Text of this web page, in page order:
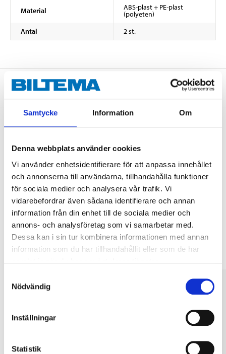
Samtycke Information Om
Denna webbplats använder cookies
Vi använder enhetsidentifierare för att anpassa innehållet
och annonserna till användarna, tillhandahålla funktioner
för sociala medier och analysera vår trafik. Vi
vidarebefordrar även sådana identifierare och annan
information från din enhet till de sociala medier och
annons- och analysföretag som vi samarbetar med.
Dessa kan i sin tur kombinera informationen med annan
information som du har tillhandahållit eller som de har
Nödvändig
Inställningar
Statistik
Material ABS-plast + PE-plast
(polyeten)
Antal
2 st.
Om tillverkaren
Köp & Hämta
Köp & Hämta i ditt varuhus inom 2 timmar! För mer information om
LÄS MER
Andra kunder köpte också